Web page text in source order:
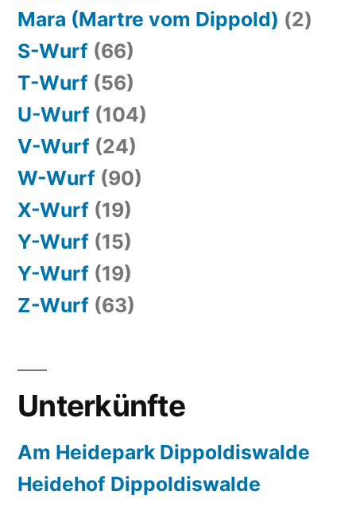
Mara (Martre vom Dippold) (2)
S-Wurf (66)
T-Wurf (56)
U-Wurf (104)
V-Wurf (24)
W-Wurf (90)
X-Wurf (19)
Y-Wurf (15)
Y-Wurf (19)
Z-Wurf (63)
Unterkünfte
Am Heidepark Dippoldiswalde
Heidehof Dippoldiswalde